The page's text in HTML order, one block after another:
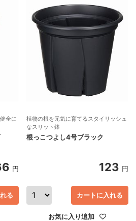
全に
円
る
植物の根を元気に育てるスタイリッシュ
なスリット鉢
根っこつよし4号ブラック
123 円
カートに入れる
お気に入り追加